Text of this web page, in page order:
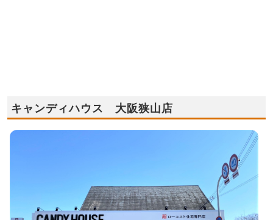
キャンディハウス 大阪狭山店